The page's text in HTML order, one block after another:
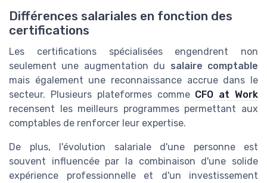
Différences salariales en fonction des
certifications
Les certifications spécialisées engendrent non
seulement une augmentation du salaire comptable
mais également une reconnaissance accrue dans le
secteur. Plusieurs plateformes comme CFO at Work
recensent les meilleurs programmes permettant aux
comptables de renforcer leur expertise.
De plus, l'évolution salariale d'une personne est
souvent influencée par la combinaison d'une solide
expérience professionnelle et d'un investissement